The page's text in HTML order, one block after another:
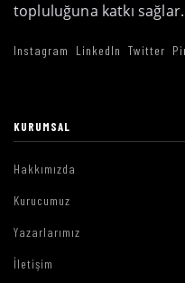
topluluğuna katkı sağlar.
Instagram LinkedIn Twitter
KURUMSAL
Hakkımızda
Kurucumuz
Yazarlarımız
İletişim